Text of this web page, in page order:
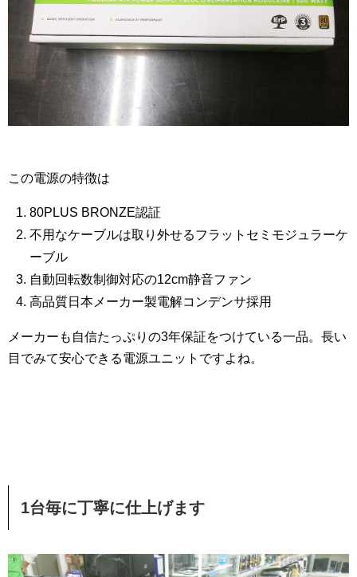
この電源の特徴は
80PLUS BRONZE認証
不用なケーブルは取り外せるフラットセミモジュラーケ
ーブル
自動回転数制御対応の12cm静音ファン
高品質日本メーカー製電解コンデンサ採用
メーカーも自信たっぷりの3年保証をつけている一品。長い
目でみて安心できる電源ユニットですよね。
1台毎に丁寧に仕上げます